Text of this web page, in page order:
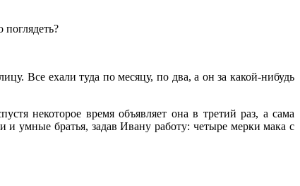
Все ехали туда по месяцу, по два, а он за какой-нибудь
некоторое время объявляет она в третий раз, а сама
и умные братья, задав Ивану работу: четыре мерки мака с